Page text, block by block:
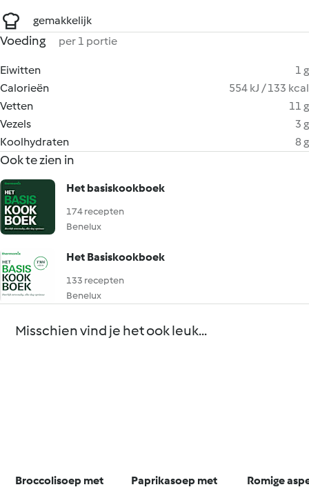
gemakkelijk
Voeding per 1 portie
Eiwitten
1 g
Calorieën
554 kJ / 133 kcal
Vetten
11 g
Vezels
3 g
Koolhydraten
8 g
Ook te zien in
Het basiskookboek
174 recepten
Benelux
Het Basiskookboek
133 recepten
Benelux
Misschien vind je het ook leuk...
Broccolisoep met Paprikasoep met Romige